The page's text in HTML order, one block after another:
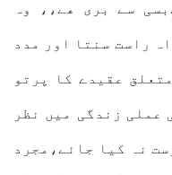
سے بری ھے،، وہ
راست سنتا اور مدد
عقیدے کا پرتو
عملی زندگی میں نظر
نہ کیا جائے،مجرد